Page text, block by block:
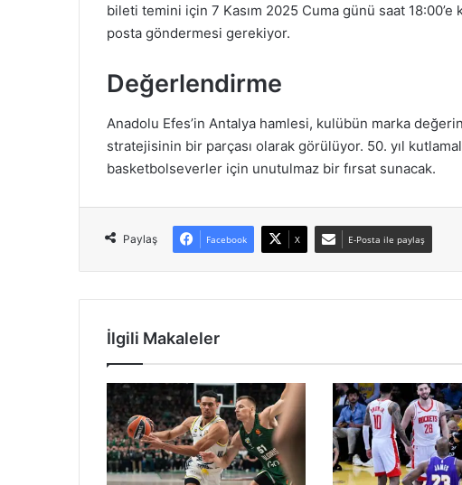
bileti temini için 7 Kasım 2025 Cuma günü saat 18:00’e
posta göndermesi gerekiyor.
Değerlendirme
Anadolu Efes’in Antalya hamlesi, kulübün marka
stratejisinin bir parçası olarak görülüyor. 50. yıl
basketbolseverler için unutulmaz bir fırsat sunacak.
Paylaş Facebook X E-Posta ile paylaş
İlgili Makaleler